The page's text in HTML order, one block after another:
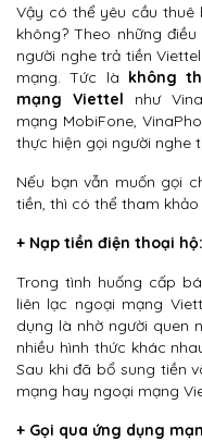
Vậy có thể yêu cầu
không? Theo những
người nghe trả tiền
mạng. Tức là không
mạng Viettel như
mạng MobiFone,
thực hiện gọi người nghe
Nếu bạn vẫn muốn gọi
tiền, thì có thể tham
+ Nạp tiền điện thoại hộ:
Trong tình huống cấp
liên lạc ngoại mạng
dụng là nhờ người quen
nhiều hình thức khác
Sau khi đã bổ sung tiền
mạng hay ngoại mạng
+ Gọi qua ứng dụng